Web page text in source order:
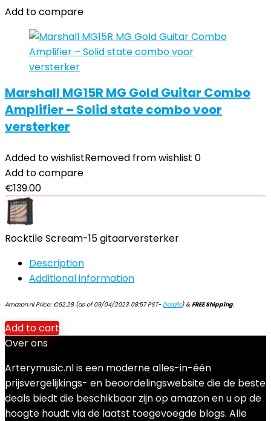
Add to compare
Marshall MG15R MG Gold Guitar Combo
Amplifier – Solid state combo voor
versterker
Added to wishlistRemoved from wishlist 0
Add to compare
€139.00
Rocktile Scream-15 gitaarversterker
Description
Additional information
Amazon.nl Price: €62.28(as of 09/04/2023 08:57 PST-Details)&FREE Shipping.
Add to cart
Over ons
Arterymusic.nl is een moderne alles-in-één
prijsvergelijkings- en beoordelingswebsite die de beste
deals biedt die beschikbaar zijn op amazon en u op de
hoogte houdt via de laatst toegevoegde blogs. Alle